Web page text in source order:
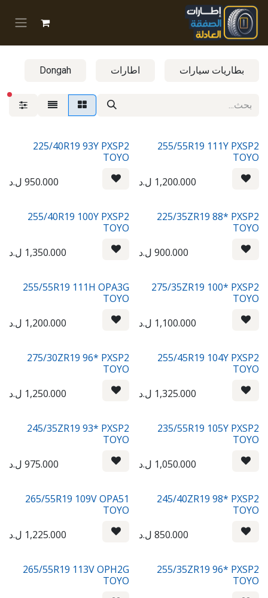
تخطي للذهاب إلى المحتوى
بطاريات سيارات اطارات Dongah
255/55R19 111Y PXSP2
TOYO
1,200.000 ل.د
225/40R19 93Y PXSP2
TOYO
950.000ل.د
225/35ZR19 88* PXSP2
TOYO
900.000ل.د
255/40R19 100Y PXSP2
TOYO
1,350.000 ل.د
275/35ZR19 100* PXSP2
TOYO
1,100.000 ل.د
255/55R19 111H OPA3G
TOYO
1,200.000 ل.د
255/45R19 104Y PXSP2
TOYO
1,325.000 ل.د
275/30ZR19 96* PXSP2
TOYO
1,250.000 ل.د
235/55R19 105Y PXSP2
TOYO
1,050.000 ل.د
245/35ZR19 93* PXSP2
TOYO
975.000ل.د
245/40ZR19 98* PXSP2
TOYO
850.000ل.د
265/55R19 109V OPA51
TOYO
1,225.000 ل.د
255/35ZR19 96* PXSP2
TOYO
265/55R19 113V OPH2G
TOYO